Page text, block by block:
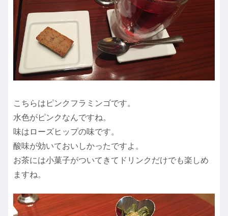
こちらはピンクフラミンゴです。
水色がピンクなんですね。
味はローズヒップの味です。
酸味が効いておいしかったですよ。
お茶には小菓子がついてきてドリンクだけでも楽しめ
ますね。